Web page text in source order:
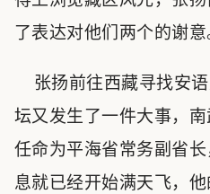
了表达对他们两个的谢意
张扬前往西藏寻找安
坛又发生了一件大事，
任命为平海省常务副省
息就已经开始满天飞，